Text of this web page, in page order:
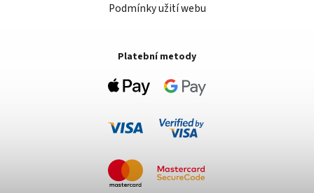
Podmínky užití webu
Platební metody